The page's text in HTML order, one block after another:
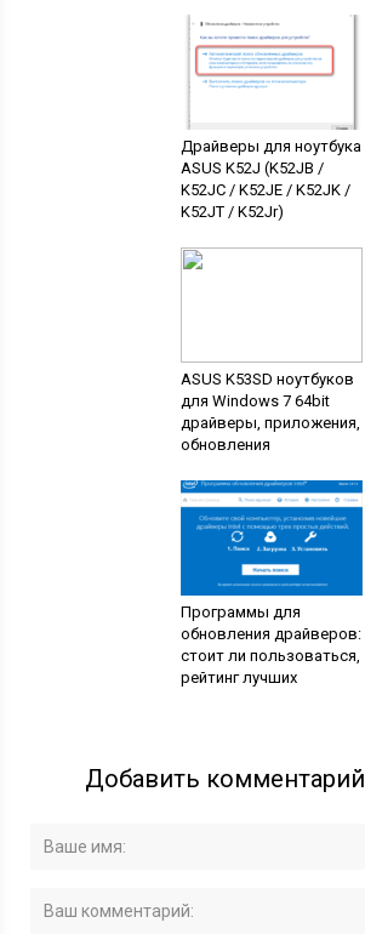
Драйверы для ноутбука
ASUS K52J (K52JB /
K52JC / K52JE / K52JK /
K52JT / K52Jr)
ASUS K53SD ноутбуков
для Windows 7 64bit
драйверы, приложения,
обновления
Программы для
обновления драйверов:
стоит ли пользоваться,
рейтинг лучших
Добавить комментарий